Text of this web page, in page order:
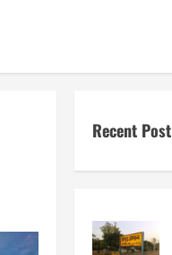
Recent Post